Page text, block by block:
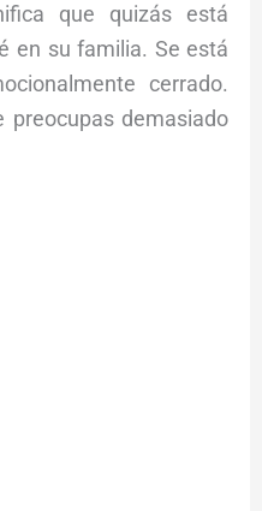
que quizás está
en su familia. Se está
cerrado.
preocupas demasiado